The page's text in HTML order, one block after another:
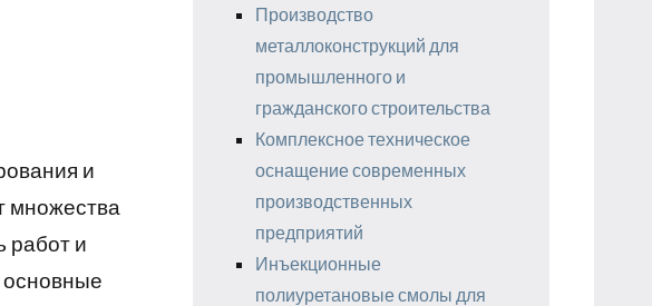
и
множества
работ и
Производство
металлоконструкций для
промышленного и
гражданского строительства
Комплексное техническое
оснащение современных
производственных
предприятий
Инъекционные
полиуретановые смолы для